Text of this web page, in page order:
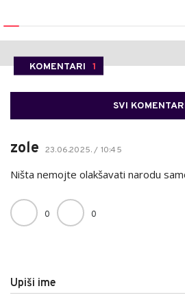
KOMENTARI 1
SVI
zole 23.06.2025. / 10:45
Ništa nemojte olakšavati narodu
0 0
Upiši ime